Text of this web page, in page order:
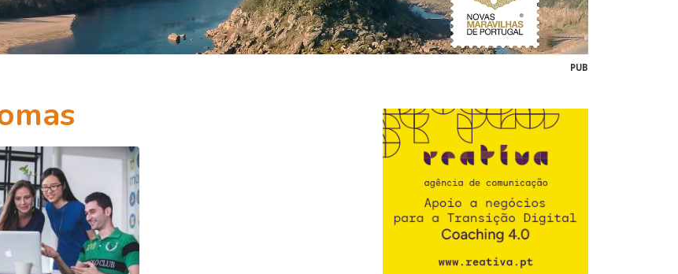
PUB